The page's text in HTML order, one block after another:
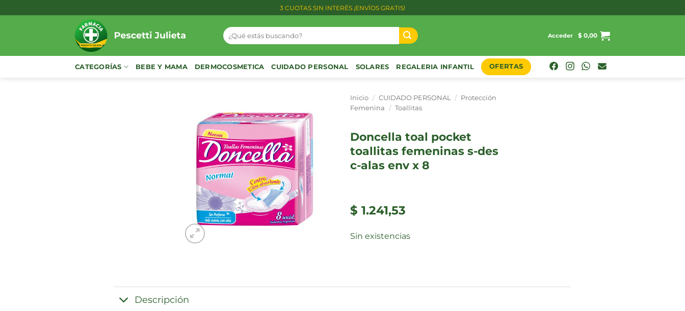
al
3 CUOTAS SIN INTERÉS ¡ENVÍOS GRATIS!
Buscar
por:
Acceder $ 0,00
CATEGORÍAS BEBE Y MAMA DERMOCOSMETICA CUIDADO PERSONAL SOLARES REGALERIA INFANTIL OFERTAS
Inicio / CUIDADO PERSONAL / Protección
Femenina / Toallitas
doncella toal pocket
toallitas femeninas s-des
c-alas env x 8
$ 1.241,53
Sin existencias
Descripción